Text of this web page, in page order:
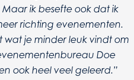
ik besefte ook dat ik
richting evenementen.
wat je minder leuk vindt om
Doe
ook heel veel geleerd.”